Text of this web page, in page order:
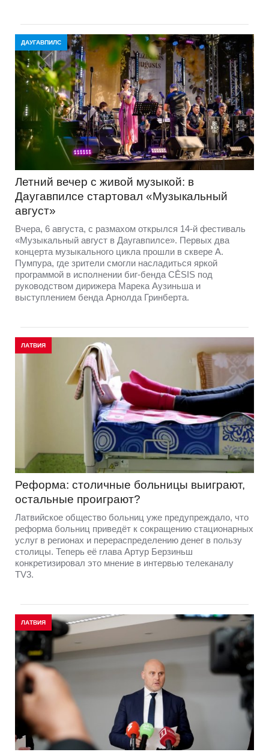
ДАУГАВПИЛС
Летний вечер с живой музыкой: в
Даугавпилсе стартовал «Музыкальный
август»
Вчера, 6 августа, с размахом открылся 14-й фестиваль
«Музыкальный август в Даугавпилсе». Первых два
концерта музыкального цикла прошли в сквере А.
Пумпура, где зрители смогли насладиться яркой
программой в исполнении биг-бенда CĒSIS под
руководством дирижера Марека Аузиньша и
выступлением бенда Арнолда Гринберта.
ЛАТВИЯ
Реформа: столичные больницы выиграют,
остальные проиграют?
Латвийское общество больниц уже предупреждало, что
реформа больниц приведёт к сокращению стационарных
услуг в регионах и перераспределению денег в пользу
столицы. Теперь её глава Артур Берзиньш
конкретизировал это мнение в интервью телеканалу
TV3.
ЛАТВИЯ